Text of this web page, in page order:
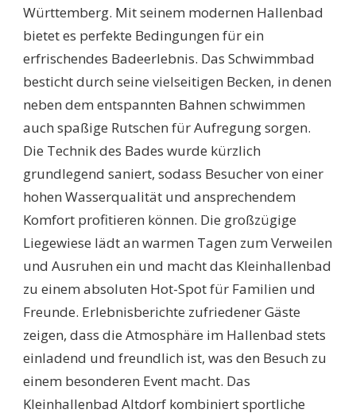
Württemberg. Mit seinem modernen Hallenbad
bietet es perfekte Bedingungen für ein
erfrischendes Badeerlebnis. Das Schwimmbad
besticht durch seine vielseitigen Becken, in denen
neben dem entspannten Bahnen schwimmen
auch spaßige Rutschen für Aufregung sorgen.
Die Technik des Bades wurde kürzlich
grundlegend saniert, sodass Besucher von einer
hohen Wasserqualität und ansprechendem
Komfort profitieren können. Die großzügige
Liegewiese lädt an warmen Tagen zum Verweilen
und Ausruhen ein und macht das Kleinhallenbad
zu einem absoluten Hot-Spot für Familien und
Freunde. Erlebnisberichte zufriedener Gäste
zeigen, dass die Atmosphäre im Hallenbad stets
einladend und freundlich ist, was den Besuch zu
einem besonderen Event macht. Das
Kleinhallenbad Altdorf kombiniert sportliche